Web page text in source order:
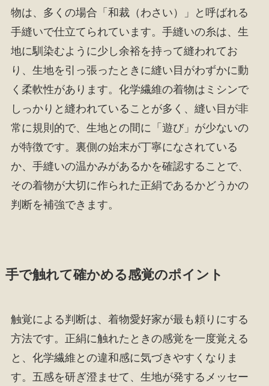
物は、多くの場合「和裁（わさい）」と呼ばれる
手縫いで仕立てられています。手縫いの糸は、生
地に馴染むように少し余裕を持って縫われてお
り、生地を引っ張ったときに縫い目がわずかに動
く柔軟性があります。化学繊維の着物はミシンで
しっかりと縫われていることが多く、縫い目が非
常に規則的で、生地との間に「遊び」が少ないの
が特徴です。裏側の始末が丁寧になされている
か、手縫いの温かみがあるかを確認することで、
その着物が大切に作られた正絹であるかどうかの
判断を補強できます。
手で触れて確かめる感覚のポイント
触覚による判断は、着物愛好家が最も頼りにする
方法です。正絹に触れたときの感覚を一度覚える
と、化学繊維との違和感に気づきやすくなりま
す。五感を研ぎ澄ませて、生地が発するメッセー